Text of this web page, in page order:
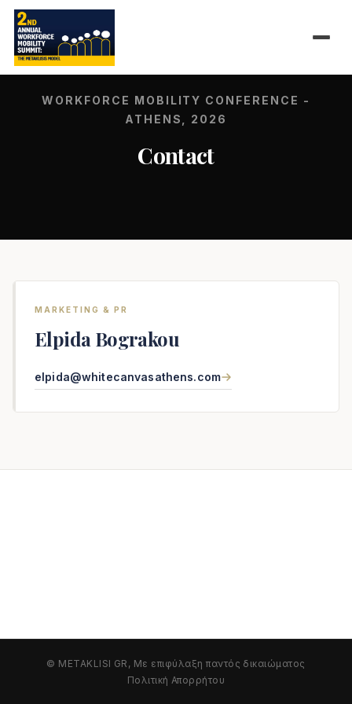
WORKFORCE MOBILITY CONFERENCE -
ATHENS, 2026
Contact
MARKETING & PR
Elpida Bograkou
elpida@whitecanvasathens.com
© METAKLISI GR, Με επιφύλαξη παντός δικαιώματος
Πολιτική Απορρήτου